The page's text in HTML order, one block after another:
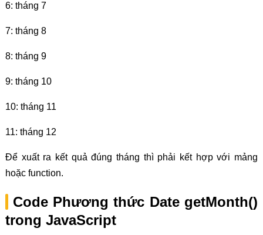
6: tháng 7
7: tháng 8
8: tháng 9
9: tháng 10
10: tháng 11
11: tháng 12
Để xuất ra kết quả đúng tháng thì phải kết hợp với mảng
hoặc function.
Code Phương thức Date getMonth()
trong JavaScript